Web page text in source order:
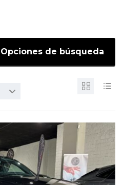
Opciones de búsqueda